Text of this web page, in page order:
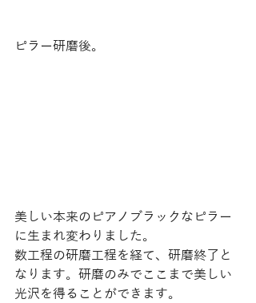
ピラー研磨後。
美しい本来のピアノブラックなピラー
に生まれ変わりました。
数工程の研磨工程を経て、研磨終了と
なります。研磨のみでここまで美しい
光沢を得ることができます。